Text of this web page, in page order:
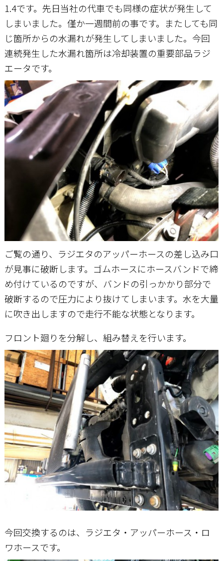
1.4です。先日当社の代車でも同様の症状が発生して
しまいました。僅か一週間前の事です。またしても同
じ箇所からの水漏れが発生してしまいました。今回
連続発生した水漏れ箇所は冷却装置の重要部品ラジ
エータです。
ご覧の通り、ラジエタのアッパーホースの差し込み口
が見事に破断します。ゴムホースにホースバンドで締
め付けているのですが、バンドの引っかかり部分で
破断するので圧力により抜けてしまいます。水を大量
に吹き出しますので走行不能な状態となります。
フロント廻りを分解し、組み替えを行います。
今回交換するのは、ラジエタ・アッパーホース・ロ
ワホースです。